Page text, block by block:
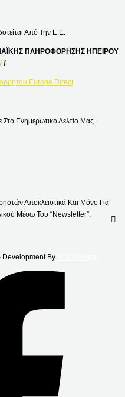
Από Την Ε.Ε.
ΠΛΗΡΟΦΟΡΗΣΗΣ ΗΠΕΙΡΟΥ
!
Europe Direct
Στο Ενημερωτικό Δελτίο Μας
Αποκλειστικά Και Μόνο Για
Μέσω Του “Newsletter”.
Development By